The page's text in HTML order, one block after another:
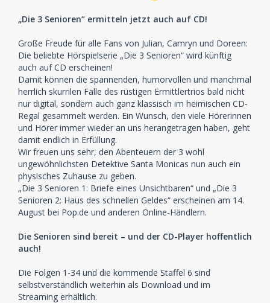
„Die 3 Senioren“ ermitteln jetzt auch auf CD!
Große Freude für alle Fans von Julian, Camryn und Doreen:
Die beliebte Hörspielserie „Die 3 Senioren“ wird künftig
auch auf CD erscheinen!
Damit können die spannenden, humorvollen und manchmal
herrlich skurrilen Fälle des rüstigen Ermittlertrios bald nicht
nur digital, sondern auch ganz klassisch im heimischen CD-
Regal gesammelt werden. Ein Wunsch, den viele Hörerinnen
und Hörer immer wieder an uns herangetragen haben, geht
damit endlich in Erfüllung.
Wir freuen uns sehr, den Abenteuern der 3 wohl
ungewöhnlichsten Detektive Santa Monicas nun auch ein
physisches Zuhause zu geben.
„Die 3 Senioren 1: Briefe eines Unsichtbaren“ und „Die 3
Senioren 2: Haus des schnellen Geldes“ erscheinen am 14.
August bei Pop.de und anderen Online-Händlern.
Die Senioren sind bereit – und der CD-Player hoffentlich
auch!
Die Folgen 1-34 und die kommende Staffel 6 sind
selbstverständlich weiterhin als Download und im
Streaming erhältlich.